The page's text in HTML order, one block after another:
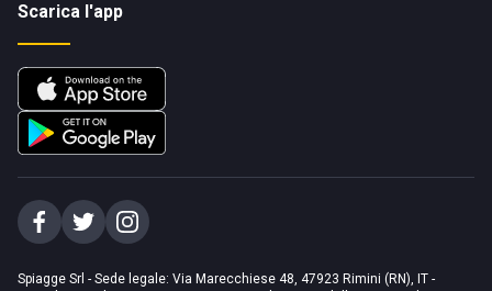
Scarica l'app
Spiagge Srl - Sede legale: Via Marecchiese 48, 47923 Rimini (RN), IT -